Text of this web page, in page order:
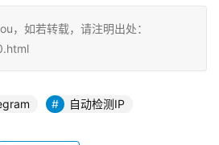
，如若转载，请注明出处：
自动检测IP